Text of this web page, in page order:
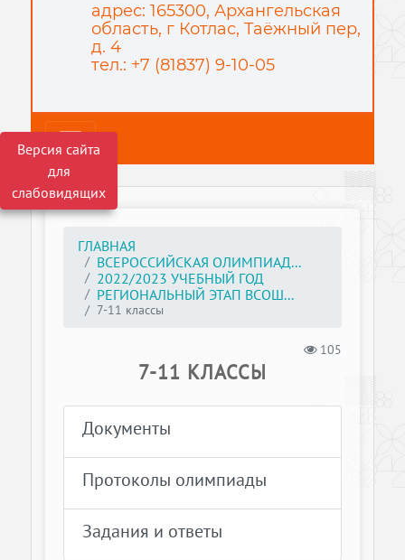
Версия сайта
для
слабовидящих
адрес: 165300, Архангельская
область, г Котлас, Таёжный пер,
д. 4
тел.: +7 (81837) 9-10-05
ГЛАВНАЯ
ВСЕРОССИЙСКАЯ ОЛИМПИАД...
2022/2023 УЧЕБНЫЙ ГОД
РЕГИОНАЛЬНЫЙ ЭТАП ВСОШ...
7-11 классы
105
7-11 КЛАССЫ
Документы
Протоколы олимпиады
Задания и ответы